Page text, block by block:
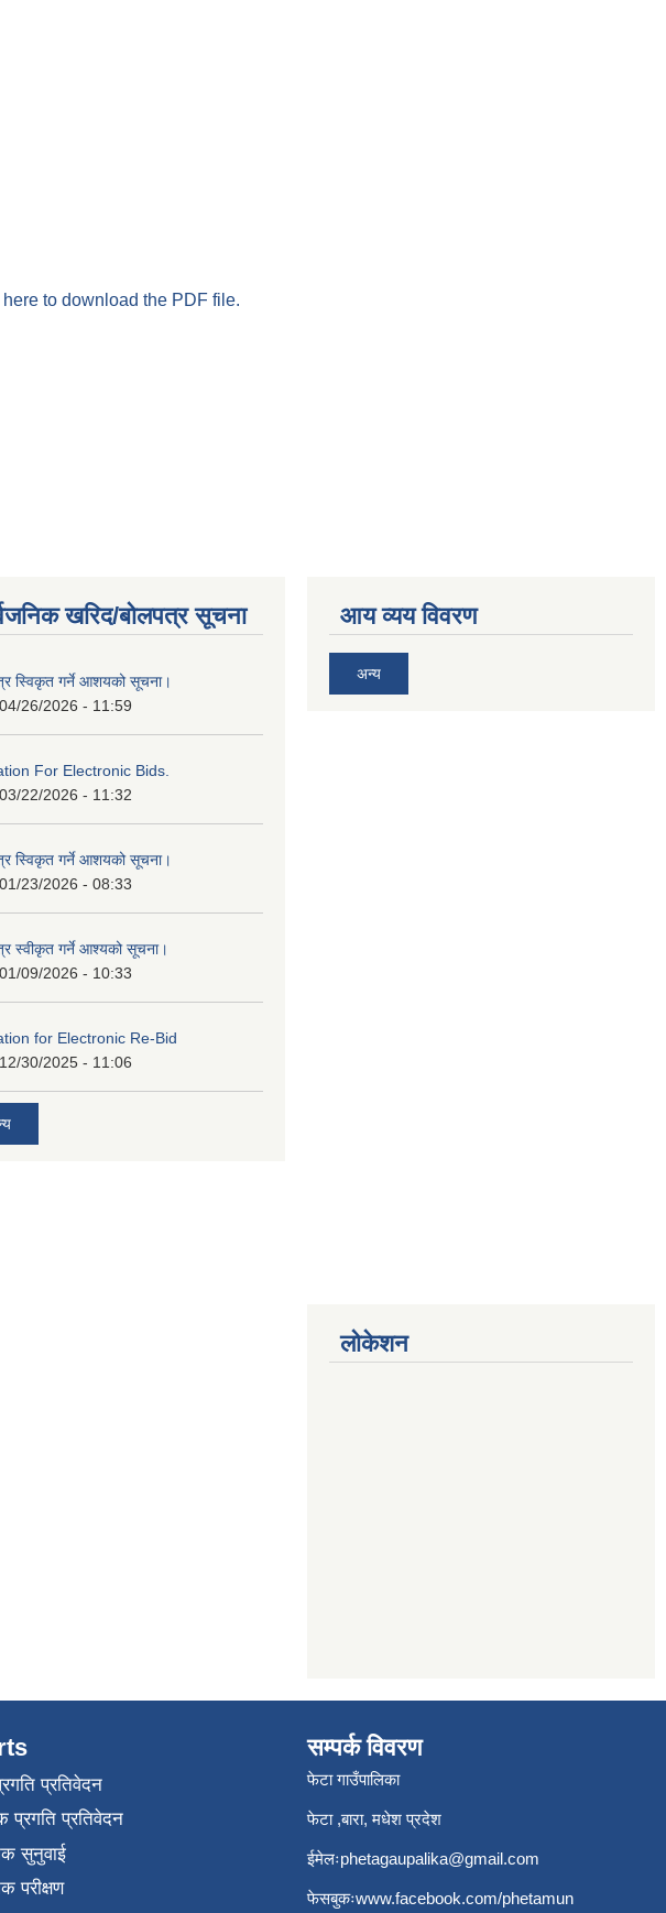
to download the PDF file.
खरिद/बोलपत्र सूचना
स्विकृत गर्ने आशयको सूचना।
04/26/2026 - 11:59
For Electronic Bids.
03/22/2026 - 11:32
स्विकृत गर्ने आशयको सूचना।
01/23/2026 - 08:33
स्वीकृत गर्ने आश्यको सूचना।
01/09/2026 - 10:33
for Electronic Re-Bid
12/30/2025 - 11:06
आय व्यय विवरण
अन्य
लोकेशन
प्रतिवेदन
प्रगति प्रतिवेदन
सुनुवाई
परीक्षण
सम्पर्क विवरण
फेटा गाउँपालिका
फेटा ,बारा, मधेश प्रदेश
ईमेलःphetagaupalika@gmail.com
फेसबुकःwww.facebook.com/phetamun